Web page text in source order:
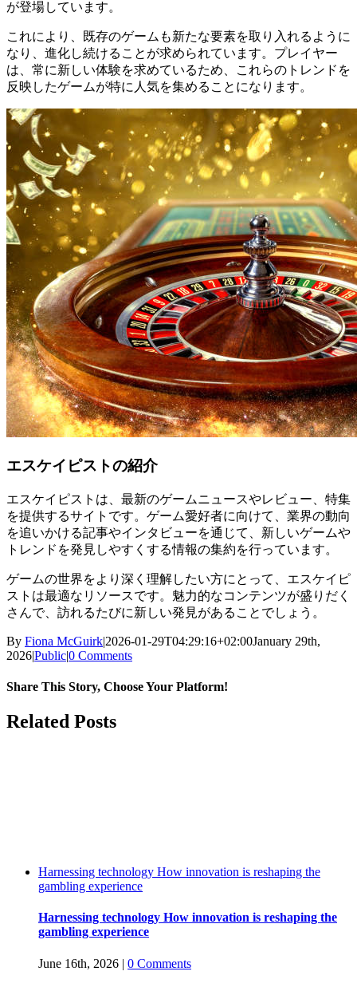
が登場しています。
これにより、既存のゲームも新たな要素を取り入れるように
なり、進化し続けることが求められています。プレイヤー
は、常に新しい体験を求めているため、これらのトレンドを
反映したゲームが特に人気を集めることになります。
エスケイピストの紹介
エスケイピストは、最新のゲームニュースやレビュー、特集
を提供するサイトです。ゲーム愛好者に向けて、業界の動向
を追いかける記事やインタビューを通じて、新しいゲームや
トレンドを発見しやすくする情報の集約を行っています。
ゲームの世界をより深く理解したい方にとって、エスケイピ
ストは最適なリソースです。魅力的なコンテンツが盛りだく
さんで、訪れるたびに新しい発見があることでしょう。
By Fiona McGuirk|2026-01-29T04:29:16+02:00January 29th,
2026|Public|0 Comments
Share This Story, Choose Your Platform!
Facebook
Twitter
Reddit
LinkedIn
WhatsApp
Tumblr
Pinterest
Vk
Email
Related Posts
Harnessing technology How innovation is reshaping the
gambling experience
Harnessing technology How innovation is reshaping the
gambling experience
June 16th, 2026 | 0 Comments